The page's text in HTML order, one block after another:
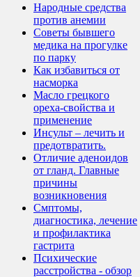
Народные средства
против анемии
Советы бывшего
медика на прогулке
по парку
Как избавиться от
насморка
Масло грецкого
ореха-свойства и
применение
Инсульт – лечить и
предотвратить.
Отличие аденоидов
от гланд. Главные
причины
возникновения
Смптомы,
диагностика, лечение
и профилактика
гастрита
Психические
расстройства - обзор